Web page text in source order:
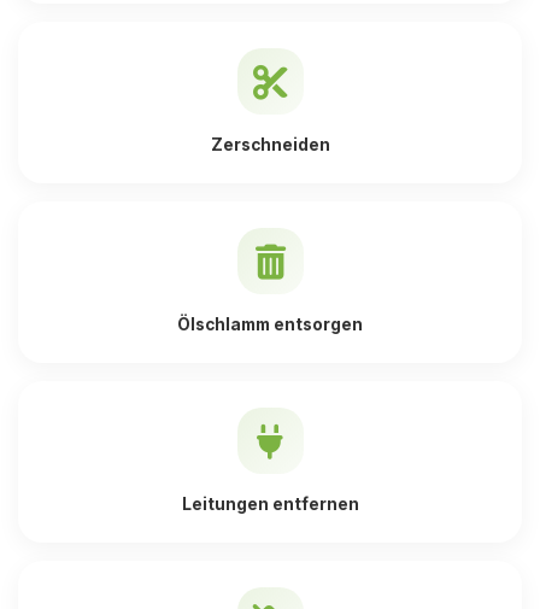
Zerschneiden
Ölschlamm entsorgen
Leitungen entfernen